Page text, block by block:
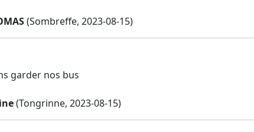
(Sombreffe, 2023-08-15)
garder nos bus
(Tongrinne, 2023-08-15)